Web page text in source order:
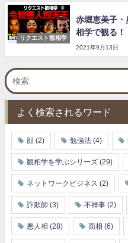
リクエスト観相学
赤堀恵美子・
相学で観る！
2021年9月13日
よく検索されるワード
顔 (2) 勉強法 (4)
観相学を学ぶシリーズ (29)
ネットワークビジネス (2)
詐欺師 (3) 不祥事 (2)
悪人相 (28) 面相 (6)